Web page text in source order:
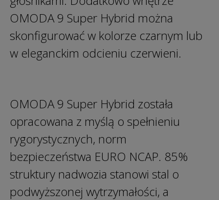
OMODA 9 Super Hybrid można
skonfigurować w kolorze czarnym lub
w eleganckim odcieniu czerwieni.
OMODA 9 Super Hybrid została
opracowana z myślą o spełnieniu
rygorystycznych, norm
bezpieczeństwa EURO NCAP. 85%
struktury nadwozia stanowi stal o
podwyższonej wytrzymałości, a